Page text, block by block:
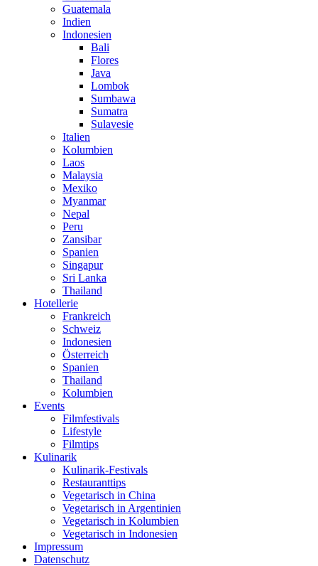
Guatemala
Indien
Indonesien
Bali
Flores
Java
Lombok
Sumbawa
Sumatra
Sulavesie
Italien
Kolumbien
Laos
Malaysia
Mexiko
Myanmar
Nepal
Peru
Zansibar
Spanien
Singapur
Sri Lanka
Thailand
Hotellerie
Frankreich
Schweiz
Indonesien
Österreich
Spanien
Thailand
Kolumbien
Events
Filmfestivals
Lifestyle
Filmtips
Kulinarik
Kulinarik-Festivals
Restauranttips
Vegetarisch in China
Vegetarisch in Argentinien
Vegetarisch in Kolumbien
Vegetarisch in Indonesien
Impressum
Datenschutz